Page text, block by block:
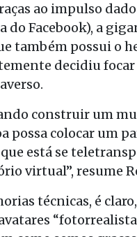
ao impulso
do Facebook), a
também possui o
decidiu
construir um
possa colocar um
está se
virtual”, resume
técnicas, é